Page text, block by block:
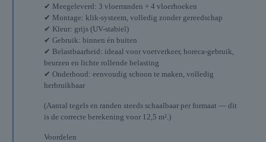
✔ Meegeleverd: 3 vloerranden + 4 vloerhoeken
✔ Montage: klik-systeem, volledig zonder gereedschap
✔ Kleur: grijs (UV-stabiel)
✔ Gebruik: binnen én buiten
✔ Belastbaarheid: ideaal voor voetverkeer, horeca-gebruik,
beurzen en lichte rollende belasting
✔ Onderhoud: eenvoudig schoon te maken, volledig
herbruikbaar
(Aantal tegels en randen steeds schaalbaar per formaat — dit
is de correcte berekening voor 12,5 m².)
Voordelen